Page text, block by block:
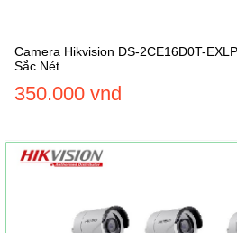
Camera Hikvision DS-2CE16D0T-
Sắc Nét
350.000 vnd